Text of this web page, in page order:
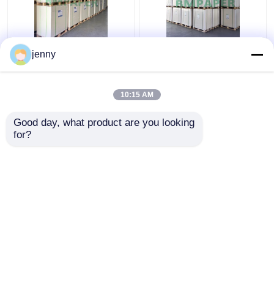
Mat wit Houtvrij
ongecoat papier-Raad
geschikte Witte
Vloeipapierdocument
jenny
10:15 AM
Good day, what product are you looking
for?